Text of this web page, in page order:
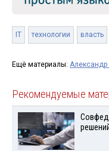
IT технологии власть
Ещё материалы:
Рекомендуемые
Совфед